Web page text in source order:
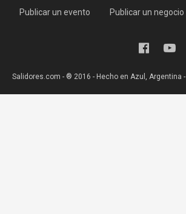
Publicar un evento Publicar un negocio
Salidores.com - ® 2016 - Hecho en Azul, Argentina -